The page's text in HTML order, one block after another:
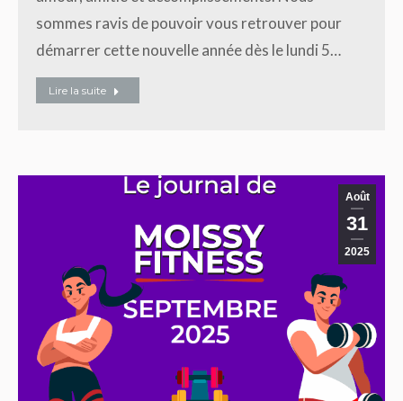
sommes ravis de pouvoir vous retrouver pour
démarrer cette nouvelle année dès le lundi 5…
Lire la suite
Août
31
2025